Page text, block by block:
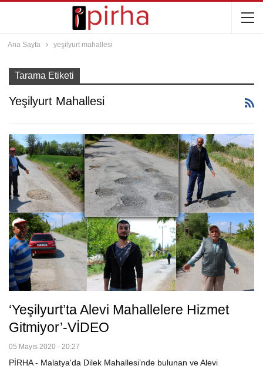
Ana Sayfa yeşilyurt mahallesi
Tarama Etiketi
Yeşilyurt Mahallesi
‘Yeşilyurt’ta Alevi Mahallelere Hizmet
Gitmiyor’-VİDEO
05 Mayıs 2020 - 20:27
PİRHA - Malatya'da Dilek Mahallesi’nde bulunan ve Alevi